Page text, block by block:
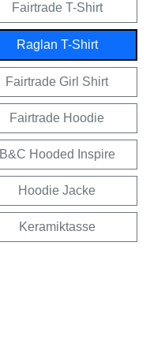
Fairtrade T-Shirt
Raglan T-Shirt
Fairtrade Girl Shirt
Fairtrade Hoodie
B&C Hooded Inspire
Hoodie Jacke
Keramiktasse